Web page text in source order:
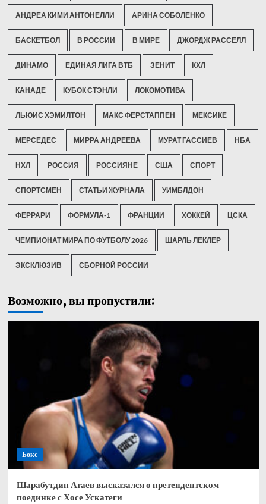
АНДРЕА КИМИ АНТОНЕЛЛИ АРИНА СОБОЛЕНКО
БАСКЕТБОЛ В РОССИИ В МИРЕ ДЖОРДЖ РАССЕЛЛ
ДИНАМО ЕДИНАЯ ЛИГА ВТБ ЗЕНИТ КХЛ
КАНАДЕ КУБОК СТЭНЛИ ЛОКОМОТИВА
ЛЬЮИС ХЭМИЛТОН МАКС ФЕРСТАППЕН МЕКСИКЕ
МЕРСЕДЕС МИРРА АНДРЕЕВА МУРАТ ГАССИЕВ НБА
НХЛ РОССИЯ РОССИЯНЕ США СПОРТ
СПОРТСМЕН СТАТЬИ ЖУРНАЛА УИМБЛДОН
ФЕРРАРИ ФОРМУЛА-1 ФРАНЦИИ ХОККЕЙ ЦСКА
ЧЕМПИОНАТ МИРА ПО ФУТБОЛУ 2026 ШАРЛЬ ЛЕКЛЕР
ЭКСКЛЮЗИВ СБОРНОЙ РОССИИ
Возможно, вы пропустили:
Бокс
Шарабутдин Атаев высказался о претендентском
поединке с Хосе Ускатеги